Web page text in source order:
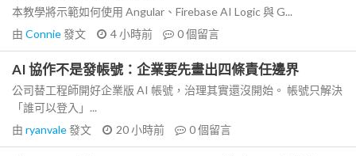
本教學將示範如何使用 Angular、Firebase AI Logic 與 G...
由 Connie發文 4 小時前 0個留言
AI 協作不是發帳號：企業要先畫出四條責任邊界
公司替工程師開好企業版 AI 帳號，治理其實還沒開始。 帳號只解決
「誰可以登入」...
由 ryanvale發文 20 小時前 0個留言